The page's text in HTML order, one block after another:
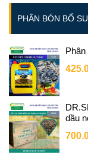
PHÂN BÓN BỔ
dầu